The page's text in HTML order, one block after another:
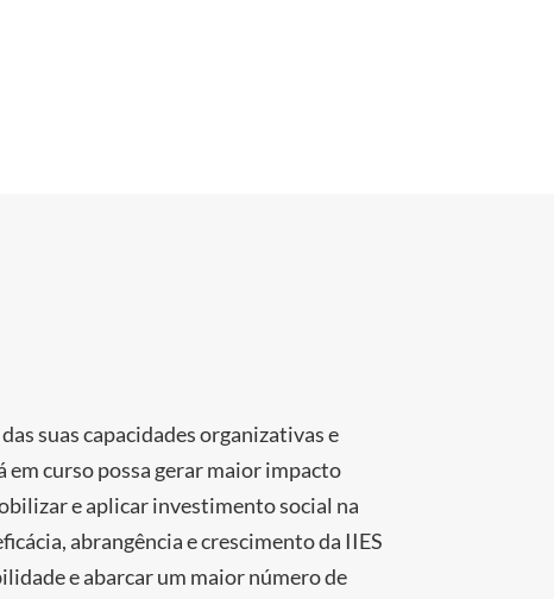
suas capacidades organizativas e
em curso possa gerar maior impacto
e aplicar investimento social na
abrangência e crescimento da IIES
e abarcar um maior número de